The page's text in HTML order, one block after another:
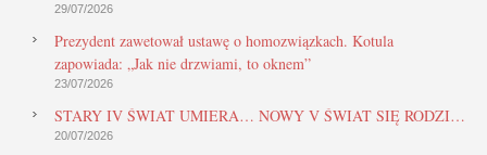
29/07/2026
Prezydent zawetował ustawę o homozwiązkach. Kotula
zapowiada: „Jak nie drzwiami, to oknem”
23/07/2026
STARY IV ŚWIAT UMIERA… NOWY V ŚWIAT SIĘ RODZI…
20/07/2026